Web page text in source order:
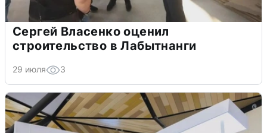
Сергей Власенко оценил
строительство в Лабытнанги
29 июля 3